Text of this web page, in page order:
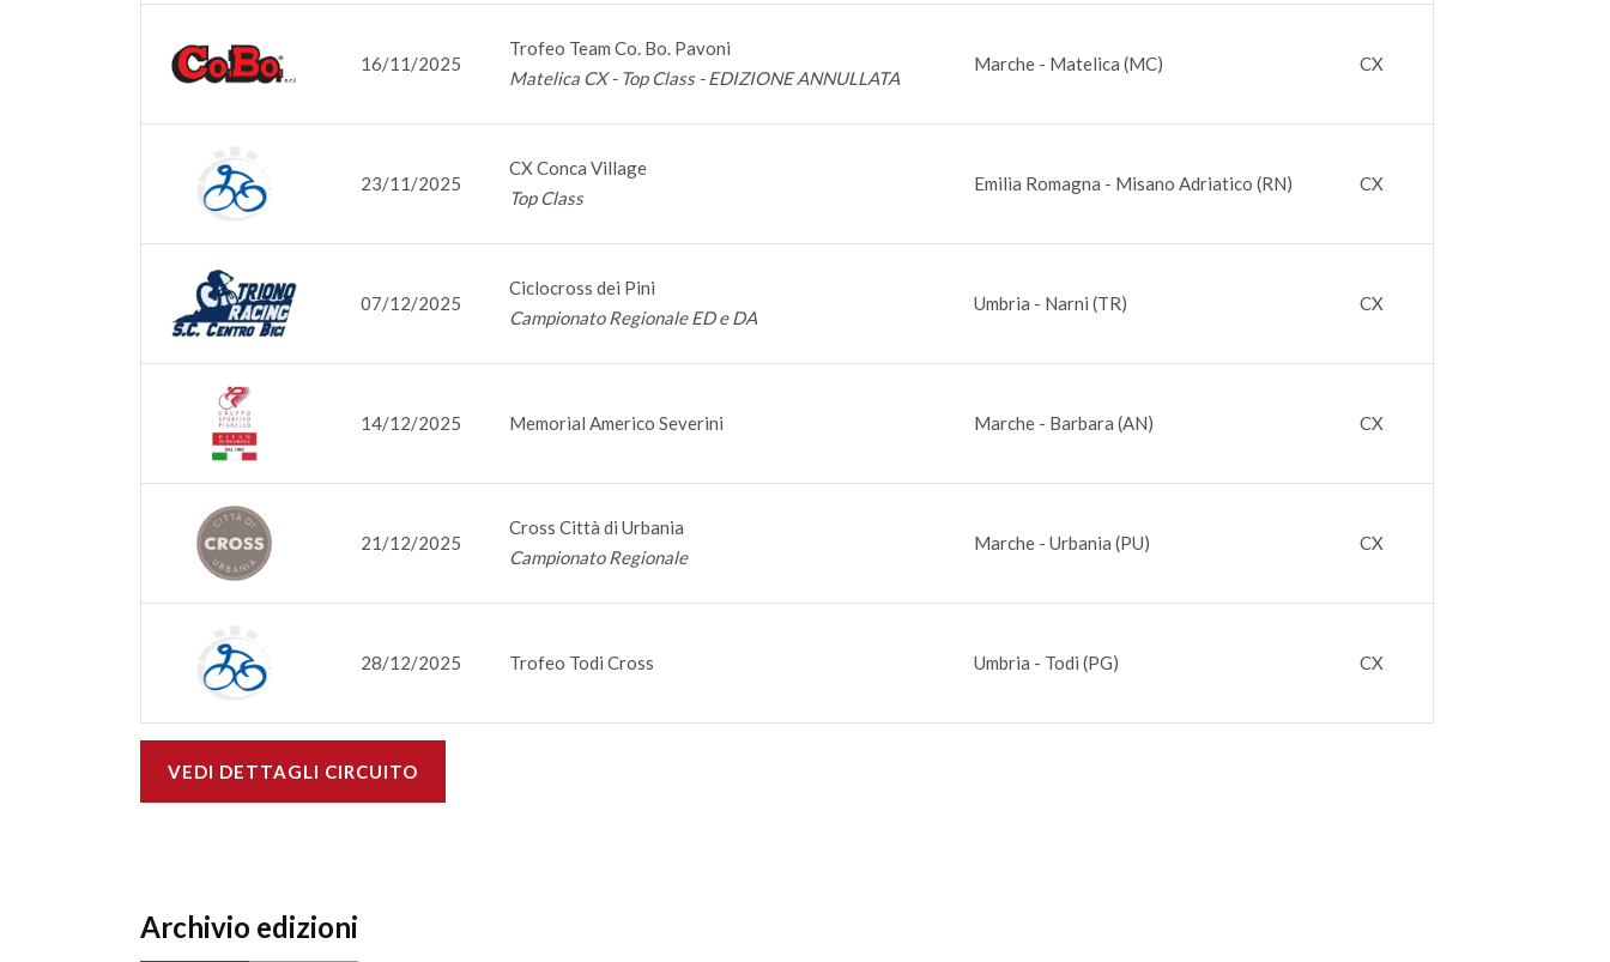
16/11/2025
Trofeo Team Co. Bo. Pavoni
Matelica CX - Top Class - EDIZIONE ANNULLATA
Marche - Matelica (MC) CX
23/11/2025
CX Conca Village
Top Class
Emilia Romagna - Misano Adriatico (RN) CX
07/12/2025
Ciclocross dei Pini
Campionato Regionale ED e DA
Umbria - Narni (TR) CX
14/12/2025 Memorial Americo Severini Marche - Barbara (AN) CX
21/12/2025
Cross Città di Urbania
Campionato Regionale
Marche - Urbania (PU) CX
28/12/2025 Trofeo Todi Cross Umbria - Todi (PG) CX
VEDI DETTAGLI CIRCUITO
Archivio edizioni